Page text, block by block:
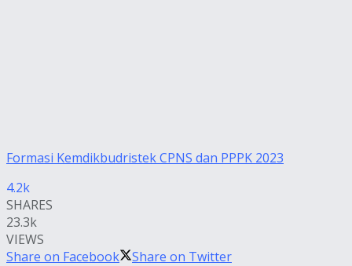
Formasi Kemdikbudristek CPNS dan PPPK 2023
4.2k
SHARES
23.3k
VIEWS
Share on Facebook
Share on Twitter